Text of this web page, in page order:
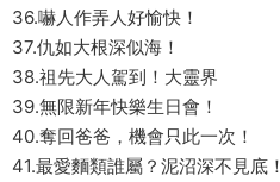
36.嚇人作弄人好愉快！
37.仇如大根深似海！
38.祖先大人駕到！大靈界
39.無限新年快樂生日會！
40.奪回爸爸，機會只此一次！
41.最愛麵類誰屬？泥沼深不見底！